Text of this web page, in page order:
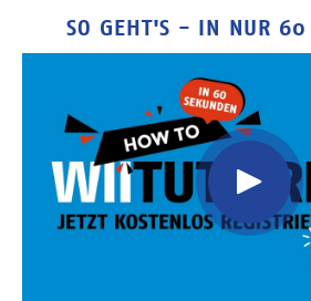
SO GEHT'S - IN NUR 60